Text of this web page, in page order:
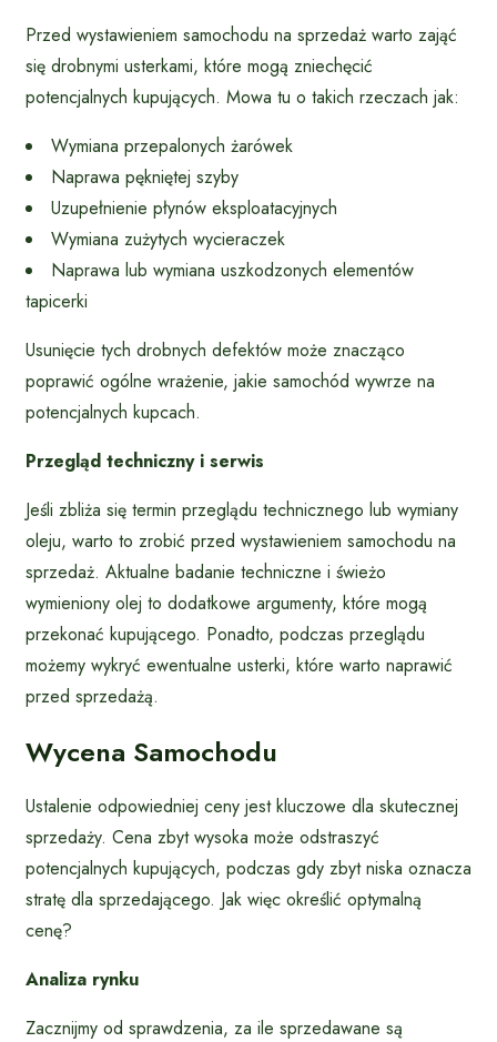
Przed wystawieniem samochodu na sprzedaż warto zająć
się drobnymi usterkami, które mogą zniechęcić
potencjalnych kupujących. Mowa tu o takich rzeczach jak:
Wymiana przepalonych żarówek
Naprawa pękniętej szyby
Uzupełnienie płynów eksploatacyjnych
Wymiana zużytych wycieraczek
Naprawa lub wymiana uszkodzonych elementów
tapicerki
Usunięcie tych drobnych defektów może znacząco
poprawić ogólne wrażenie, jakie samochód wywrze na
potencjalnych kupcach.
Przegląd techniczny i serwis
Jeśli zbliża się termin przeglądu technicznego lub wymiany
oleju, warto to zrobić przed wystawieniem samochodu na
sprzedaż. Aktualne badanie techniczne i świeżo
wymieniony olej to dodatkowe argumenty, które mogą
przekonać kupującego. Ponadto, podczas przeglądu
możemy wykryć ewentualne usterki, które warto naprawić
przed sprzedażą.
Wycena Samochodu
Ustalenie odpowiedniej ceny jest kluczowe dla skutecznej
sprzedaży. Cena zbyt wysoka może odstraszyć
potencjalnych kupujących, podczas gdy zbyt niska oznacza
stratę dla sprzedającego. Jak więc określić optymalną
cenę?
Analiza rynku
Zacznijmy od sprawdzenia, za ile sprzedawane są